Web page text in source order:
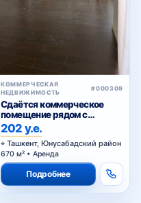
КОММЕРЧЕСКАЯ
НЕДВИЖИМОСТЬ
#000309
Сдаётся коммерческое
помещение рядом с
Алайским
202 у.е.
Ташкент, Юнусабадский район
670 м² • Аренда
Подробнее